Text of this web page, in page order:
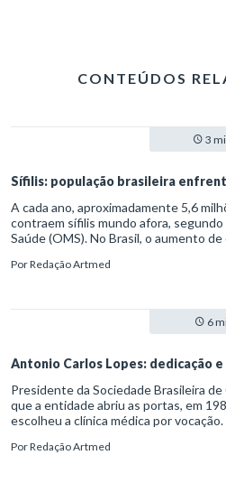
CONTEÚDOS
3
Sífilis: população brasileira
A cada ano, aproximadamente 5,6
contraem sífilis mundo afora, segundo
Saúde (OMS). No Brasil, o aumento
2010 e 2016.
PorRedação Artmed
6
Antonio Carlos Lopes: dedicação
Presidente da Sociedade Brasileira
que a entidade abriu as portas, em
escolheu a clínica médica por
consagração como “um dos melhores
PorRedação Artmed